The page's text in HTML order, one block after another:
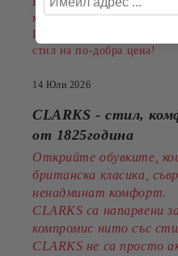
марки, а количествата са
Пазарувайте сега и
стил на по-добра цена!
14 Юли 2026
CLARKS - стил,
от 1825година
Открийте обувките,
британска класика,
ненадминат комфорт.
CLARKS са напарвени
компромис нито със
CLARKS не са просто